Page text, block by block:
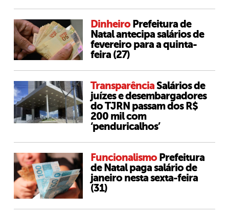
Dinheiro Prefeitura de
Natal antecipa salários de
fevereiro para a quinta-
feira (27)
TransparênciaSalários de
juízes e desembargadores
do TJRN passam dos R$
200 mil com
‘penduricalhos’
Funcionalismo Prefeitura
de Natal paga salário de
janeiro nesta sexta-feira
(31)